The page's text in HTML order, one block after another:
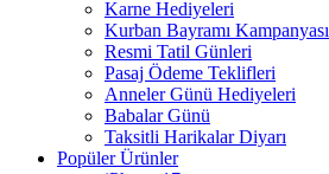
Karne Hediyeleri
Kurban Bayramı Kampanyası
Resmi Tatil Günleri
Pasaj Ödeme Teklifleri
Anneler Günü Hediyeleri
Babalar Günü
Taksitli Harikalar Diyarı
Popüler Ürünler